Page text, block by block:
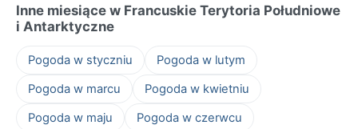
Inne miesiące w Francuskie Terytoria Południowe
i Antarktyczne
Pogoda w styczniu
Pogoda w lutym
Pogoda w marcu
Pogoda w kwietniu
Pogoda w maju
Pogoda w czerwcu